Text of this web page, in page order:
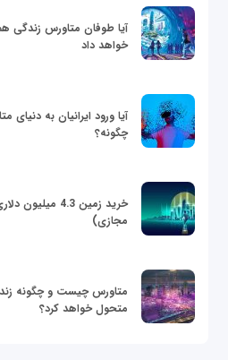
آیا طوفان متاورس زندگی
خواهد داد
آیا ورود ایرانیان به
چگونه؟
خرید زمین 4.3
مجازی)
متاورس چیست و چگونه
متحول خواهد کرد؟